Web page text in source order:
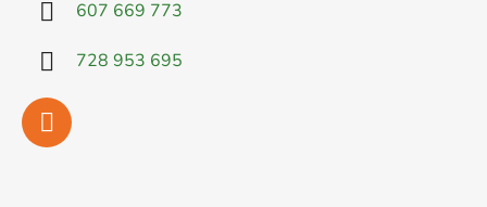
607 669 773
728 953 695